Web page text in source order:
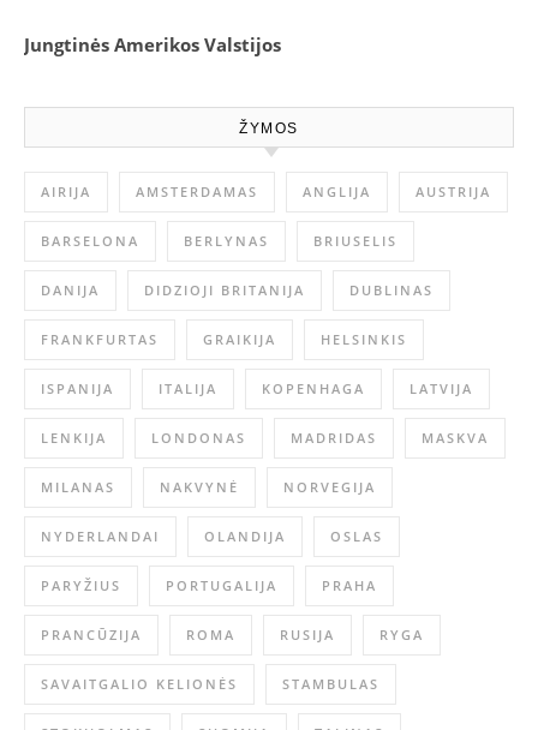
Jungtinės Amerikos Valstijos
ŽYMOS
AIRIJA AMSTERDAMAS ANGLIJA AUSTRIJA
BARSELONA BERLYNAS BRIUSELIS
DANIJA DIDZIOJI BRITANIJA DUBLINAS
FRANKFURTAS GRAIKIJA HELSINKIS
ISPANIJA ITALIJA KOPENHAGA LATVIJA
LENKIJA LONDONAS MADRIDAS MASKVA
MILANAS NAKVYNĖ NORVEGIJA
NYDERLANDAI OLANDIJA OSLAS
PARYŽIUS PORTUGALIJA PRAHA
PRANCŪZIJA ROMA RUSIJA RYGA
SAVAITGALIO KELIONĖS STAMBULAS